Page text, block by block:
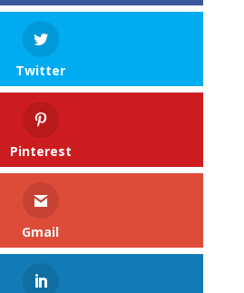
Twitter
Pinterest
Gmail